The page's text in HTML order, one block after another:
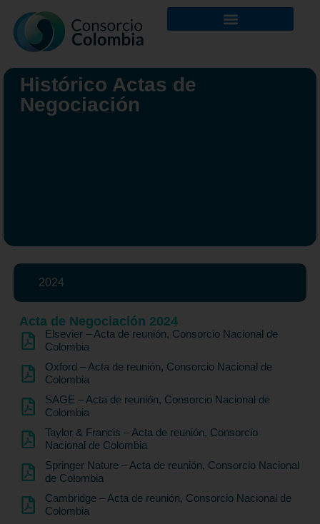
Histórico Actas de
Negociación
2024
Acta de Negociación 2024
Elsevier – Acta de reunión, Consorcio Nacional de
Colombia
Oxford – Acta de reunión, Consorcio Nacional de
Colombia
SAGE – Acta de reunión, Consorcio Nacional de
Colombia
Taylor & Francis – Acta de reunión, Consorcio
Nacional de Colombia
Springer Nature – Acta de reunión, Consorcio Nacional
de Colombia
Cambridge – Acta de reunión, Consorcio Nacional de
Colombia